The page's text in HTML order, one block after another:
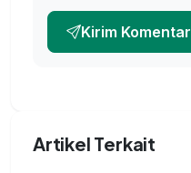
Kirim Komentar
Artikel Terkait